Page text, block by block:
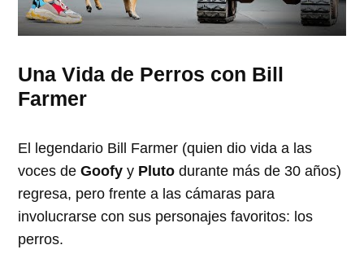
Una Vida de Perros con Bill
Farmer
El legendario Bill Farmer (quien dio vida a las
voces deGoofy y Pluto durante más de 30 años)
regresa, pero frente a las cámaras para
involucrarse con sus personajes favoritos: los
perros.